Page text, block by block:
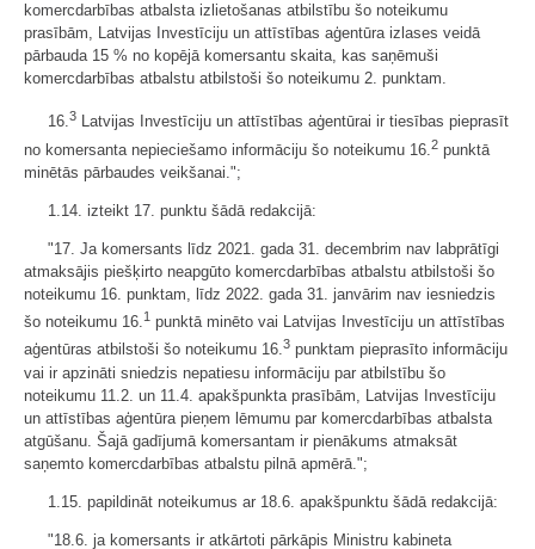
komercdarbības atbalsta izlietošanas atbilstību šo noteikumu
prasībām, Latvijas Investīciju un attīstības aģentūra izlases veidā
pārbauda 15 % no kopējā komersantu skaita, kas saņēmuši
komercdarbības atbalstu atbilstoši šo noteikumu 2. punktam.
16.3 Latvijas Investīciju un attīstības aģentūrai ir tiesības pieprasīt
no komersanta nepieciešamo informāciju šo noteikumu 16. 2 punktā
minētās pārbaudes veikšanai.";
1.14. izteikt 17. punktu šādā redakcijā:
"17. Ja komersants līdz 2021. gada 31. decembrim nav labprātīgi
atmaksājis piešķirto neapgūto komercdarbības atbalstu atbilstoši šo
noteikumu 16. punktam, līdz 2022. gada 31. janvārim nav iesniedzis
šo noteikumu 16.1 punktā minēto vai Latvijas Investīciju un attīstības
aģentūras atbilstoši šo noteikumu 16.3 punktam pieprasīto informāciju
vai ir apzināti sniedzis nepatiesu informāciju par atbilstību šo
noteikumu 11.2. un 11.4. apakšpunkta prasībām, Latvijas Investīciju
un attīstības aģentūra pieņem lēmumu par komercdarbības atbalsta
atgūšanu. Šajā gadījumā komersantam ir pienākums atmaksāt
saņemto komercdarbības atbalstu pilnā apmērā.";
1.15. papildināt noteikumus ar 18.6. apakšpunktu šādā redakcijā:
"18.6. ja komersants ir atkārtoti pārkāpis Ministru kabineta